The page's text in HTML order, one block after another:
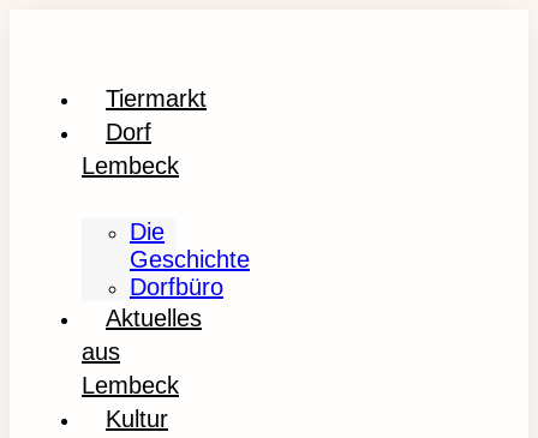
Tiermarkt
Dorf
Lembeck
Die
Geschichte
Dorfbüro
Aktuelles
aus
Lembeck
Kultur